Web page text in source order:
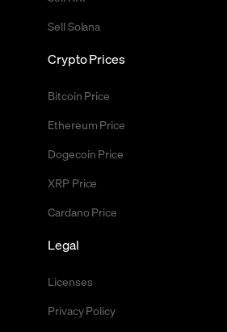
Sell Solana
Crypto Prices
Bitcoin Price
Ethereum Price
Dogecoin Price
XRP Price
Cardano Price
Legal
Licenses
Privacy Policy